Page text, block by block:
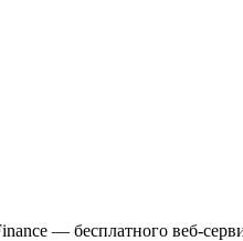
— бесплатного веб-